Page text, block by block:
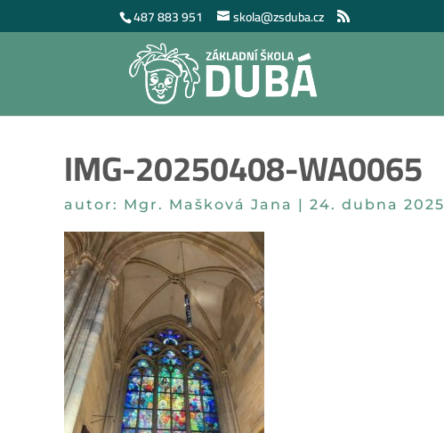
487 883 951 skola@zsduba.cz
IMG-20250408-WA0065
autor: Mgr. Mašková Jana | 24. dubna 2025